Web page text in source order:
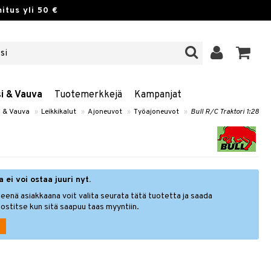
yli 50 €
& Vauva Tuotemerkkejä Kampanjat
Vauva » Leikkikalut » Ajoneuvot » Työajoneuvot » Bull R/C Traktori 1:28
ei voi ostaa juuri nyt.
asiakkaana voit valita seurata tätä tuotetta ja saada
kun sitä saapuu taas myyntiin.